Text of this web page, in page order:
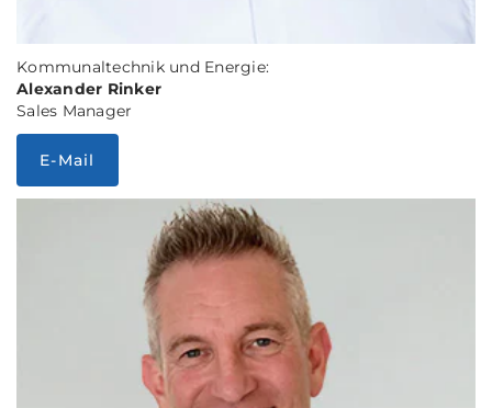
Kommunaltechnik und Energie:
Alexander Rinker
Sales Manager
E-Mail